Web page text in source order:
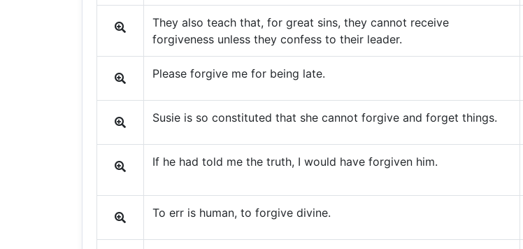
They also teach that, for great sins, they cannot receive
forgiveness unless they confess to their leader.
Please forgive me for being late.
Susie is so constituted that she cannot forgive and forget things.
If he had told me the truth, I would have forgiven him.
To err is human, to forgive divine.